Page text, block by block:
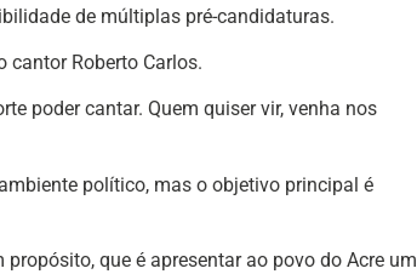
de múltiplas pré-candidaturas.
cantor Roberto Carlos.
poder cantar. Quem quiser vir, venha nos
político, mas o objetivo principal é
que é apresentar ao povo do Acre um